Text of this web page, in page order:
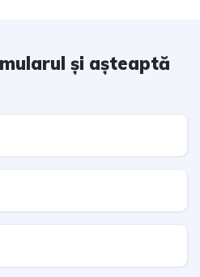
și așteaptă